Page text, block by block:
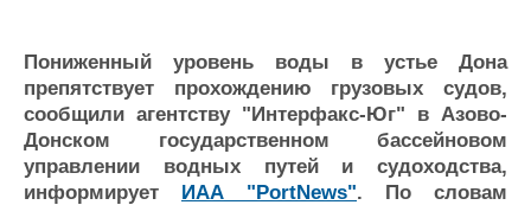
Репутация
Работа
Крюинг
Журнал
Реклама
Изделия
Материалы
Услуги
Пониженный уровень воды в устье Дона
препятствует прохождению грузовых судов,
сообщили агентству "Интерфакс-Юг" в Азово-
Донском государственном бассейновом
управлении водных путей и судоходства,
информирует ИАА "PortNews". По словам